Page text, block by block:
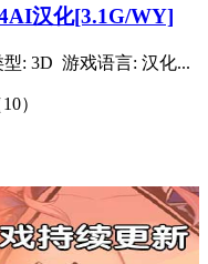
汉化[3.1G/WY]
: 3D 游戏语言: 汉化...
）